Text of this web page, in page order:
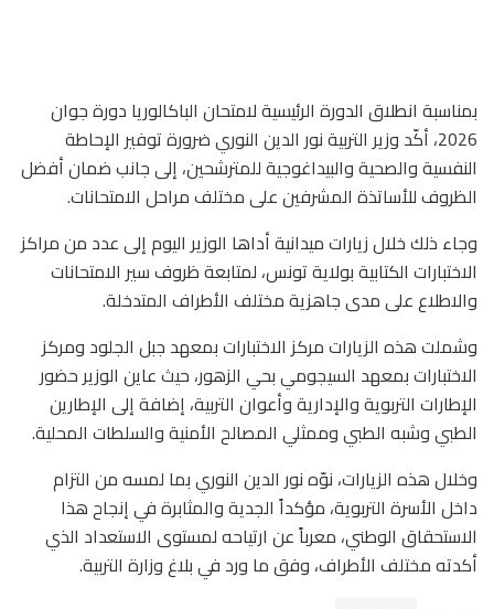
بمناسبة انطلاق الدورة الرئيسية لامتحان الباكالوريا دورة جوان
2026، أكّد وزير التربية
نور الدين النوريضرورة توفير الإحاطة
النفسية والصحية والبيداغوجية للمترشحين، إلى جانب ضمان أفضل
الظروف للأساتذة المشرفين على مختلف مراحل الامتحانات.
وجاء ذلك خلال زيارات ميدانية أداها الوزير اليوم إلى عدد من مراكز
الاختبارات الكتابية بولايةتونس، لمتابعة ظروف سير الامتحانات
والاطلاع على مدى جاهزية مختلف الأطراف المتدخلة.
وشملت هذه الزيارات مركز الاختبارات بمعهد جبل الجلود ومركز
الاختبارات بمعهد السيجوميبحي الزهور، حيث عاين الوزير حضور
الإطارات التربوية والإدارية وأعوان التربية، إضافة إلى الإطارين
الطبي وشبه الطبي وممثلي المصالح الأمنية والسلطات المحلية.
وخلال هذه الزيارات، نوّه نور الدين النوري بما لمسه من التزام
داخل الأسرة التربوية، مؤكداً الجدية والمثابرة في إنجاح هذا
الاستحقاق الوطني، معرباً عن ارتياحه لمستوى الاستعداد الذي
أكدته مختلف الأطراف، وفق ما ورد في بلاغ وزارة التربية.